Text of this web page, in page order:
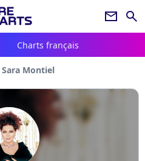
newsletter search
Charts français
Sara Montiel